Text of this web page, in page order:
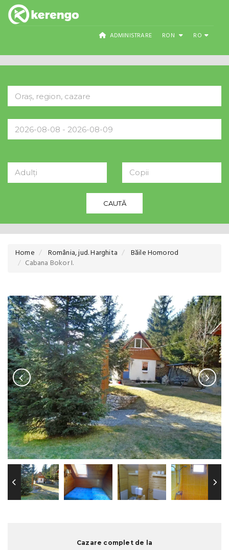
ADMINISTRARE RON RO
Adulți Copii
CAUTĂ
Home România, jud. Harghita
Băile Homorod
Cabana Bokor I.
Cazare complet de la